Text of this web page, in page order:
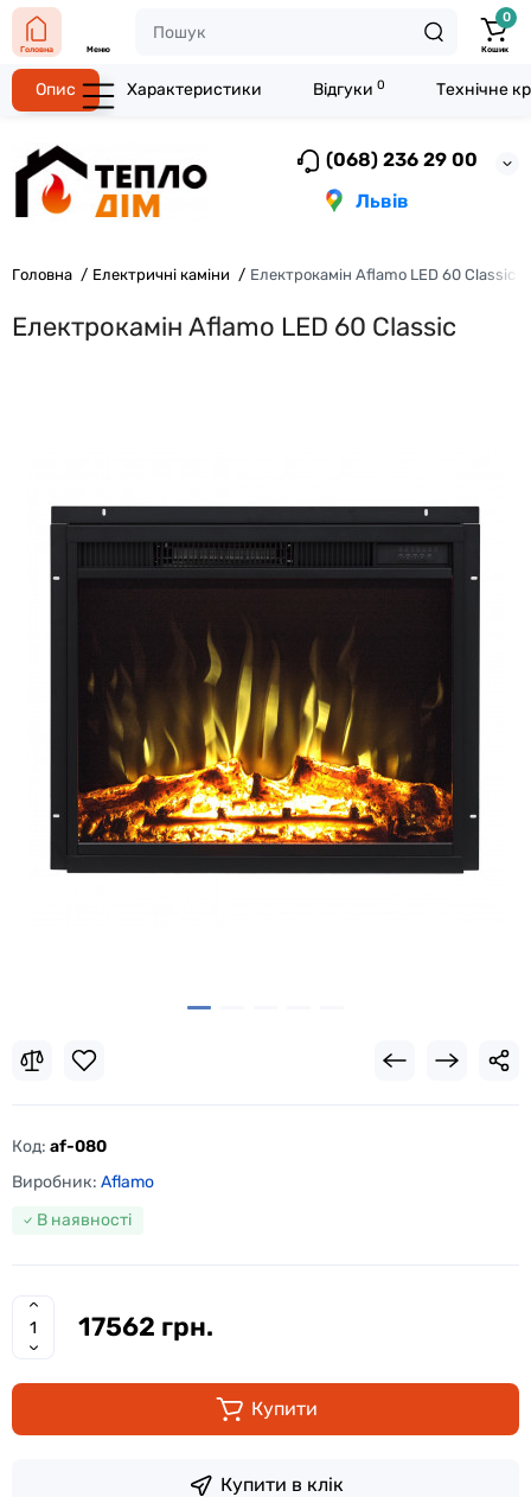
(068) 236 29 00
Львів
Головна Меню
0
Кошик
Головна Електричні каміни Електрокамін Aflamo LED 60 Classic
Електрокамін Aflamo LED 60 Classic
Код: af-080
Виробник: Aflamo
В наявності
17562 грн.
Купити
Купити в клік
Опис Характеристики Відгуки 0 Технічне